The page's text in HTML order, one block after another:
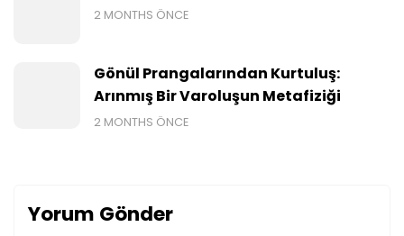
2 MONTHS ÖNCE
Gönül Prangalarından Kurtuluş:
Arınmış Bir Varoluşun Metafiziği
2 MONTHS ÖNCE
Yorum Gönder